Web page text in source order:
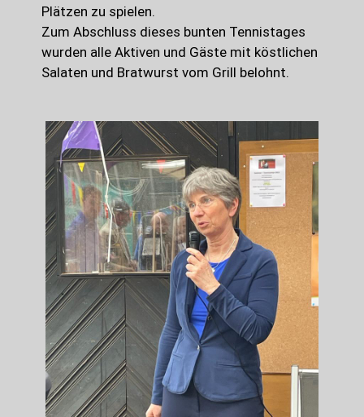
Plätzen zu spielen.
Zum Abschluss dieses bunten Tennistages
wurden alle Aktiven und Gäste mit köstlichen
Salaten und Bratwurst vom Grill belohnt.